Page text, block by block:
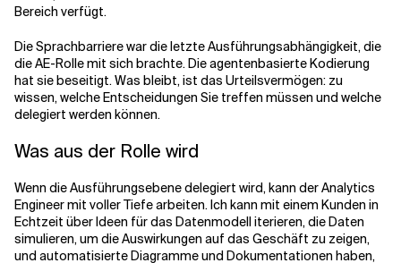
Bereich verfügt.
Die Sprachbarriere war die letzte Ausführungsabhängigkeit, die
die AE-Rolle mit sich brachte. Die agentenbasierte Kodierung
hat sie beseitigt. Was bleibt, ist das Urteilsvermögen: zu
wissen, welche Entscheidungen Sie treffen müssen und welche
delegiert werden können.
Was aus der Rolle wird
Wenn die Ausführungsebene delegiert wird, kann der Analytics
Engineer mit voller Tiefe arbeiten. Ich kann mit einem Kunden in
Echtzeit über Ideen für das Datenmodell iterieren, die Daten
simulieren, um die Auswirkungen auf das Geschäft zu zeigen,
und automatisierte Diagramme und Dokumentationen haben,